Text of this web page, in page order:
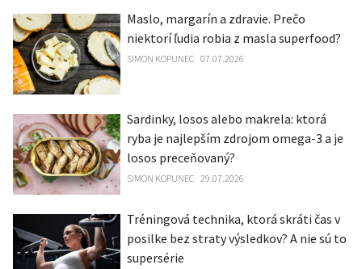
Maslo, margarín a zdravie. Prečo
niektorí ľudia robia z masla superfood?
SIMON KOPUNEC 07.07.2026
Sardinky, losos alebo makrela: ktorá
ryba je najlepším zdrojom omega-3 a je
losos preceňovaný?
SIMON KOPUNEC 29.07.2026
Tréningová technika, ktorá skráti čas v
posilke bez straty výsledkov? A nie sú to
supersérie